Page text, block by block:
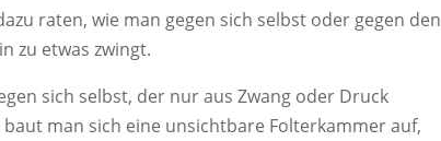
raten, wie man gegen sich selbst oder gegen den
zu etwas zwingt.
sich selbst, der nur aus Zwang oder Druck
man sich eine unsichtbare Folterkammer auf,